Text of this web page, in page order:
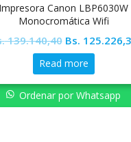
Impresora Canon LBP6030W
Monocromática Wifi
139.140,40 Original
price
was:
Bs.
Bs.
Read more
Ordenar por Whatsapp